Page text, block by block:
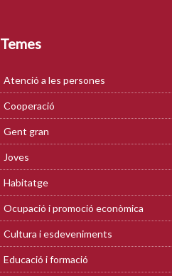
Temes
Atenció a les persones
Cooperació
Gent gran
Joves
Habitatge
Ocupació i promoció econòmica
Cultura i esdeveniments
Educació i formació